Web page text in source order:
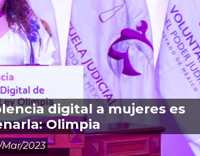
digital a mujeres es
Olimpia
2023